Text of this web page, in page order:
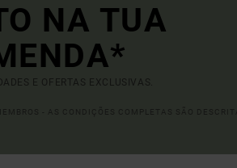
NA TUA
E OFERTAS EXCLUSIVAS.